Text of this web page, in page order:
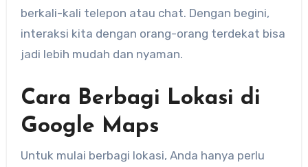
berkali-kali telepon atau chat. Dengan begini,
interaksi kita dengan orang-orang terdekat bisa
jadi lebih mudah dan nyaman.
Cara Berbagi Lokasi di
Google Maps
Untuk mulai berbagi lokasi, Anda hanya perlu